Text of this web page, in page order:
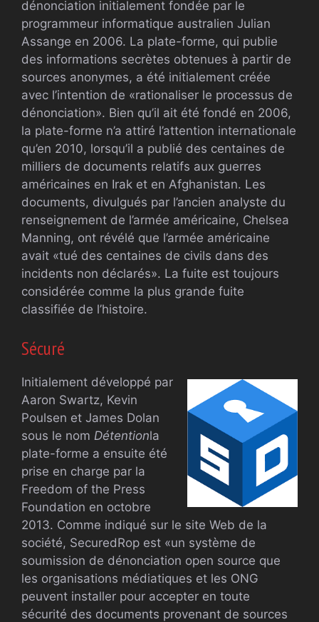
dénonciation initialement fondée par le
programmeur informatique australien Julian
Assange en 2006. La plate-forme, qui publie
des informations secrètes obtenues à partir de
sources anonymes, a été initialement créée
avec l’intention de «rationaliser le processus de
dénonciation». Bien qu’il ait été fondé en 2006,
la plate-forme n’a attiré l’attention internationale
qu’en 2010, lorsqu’il a publié des centaines de
milliers de documents relatifs aux guerres
américaines en Irak et en Afghanistan. Les
documents, divulgués par l’ancien analyste du
renseignement de l’armée américaine, Chelsea
Manning, ont révélé que l’armée américaine
avait «tué des centaines de civils dans des
incidents non déclarés». La fuite est toujours
considérée comme la plus grande fuite
classifiée de l’histoire.
Sécuré
Initialement développé par
Aaron Swartz, Kevin
Poulsen et James Dolan
sous le nom Détentionla
plate-forme a ensuite été
prise en charge par la
Freedom of the Press
Foundation en octobre
2013. Comme indiqué sur le site Web de la
société, SecuredRop est «un système de
soumission de dénonciation open source que
les organisations médiatiques et les ONG
peuvent installer pour accepter en toute
sécurité des documents provenant de sources